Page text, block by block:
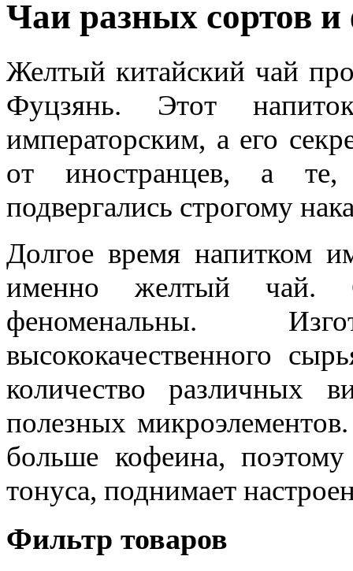
Чаи разных сортов и
Желтый китайский чай
Фуцзянь. Этот
императорским, а его
от иностранцев, а
подвергались строгому
Долгое время напитком
именно желтый чай.
феноменальны.
высококачественного
количество различных
полезных
больше кофеина,
тонуса, поднимает
Фильтр товаров